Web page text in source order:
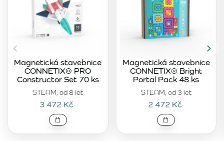
STEAM, od 8 let
Magnetická stavebnice
CONNETIX® PRO
Constructor Set 70 ks
3 472 Kč
STEAM, od 3 let
Magnetická stavebnice
CONNETIX® Bright
Portal Pack 48 ks
2 472 Kč